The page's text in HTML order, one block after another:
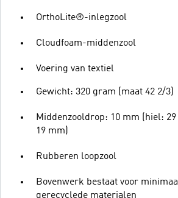
OrthoLite®-inlegzool
Cloudfoam-middenzool
Voering van textiel
Gewicht: 320 gram (maat 42 2/3)
Middenzooldrop: 10 mm (hiel:
19 mm)
Rubberen loopzool
Bovenwerk bestaat voor
gerecyclede materialen